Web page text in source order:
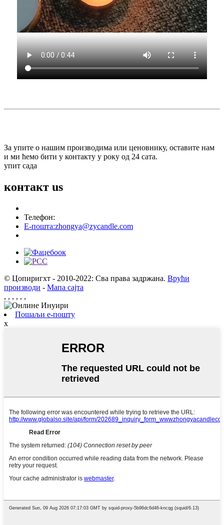
За упите о нашим производима или ценовнику, оставите нам
и ми ћемо бити у контакту у року од 24 сата.
упит сада
контакт us
Телефон:
Е-пошта:zhongya@zycandle.com
© Цопиригхт - 2010-2022: Сва права задржана. Врући
производи - Мапа сајта
, , , , , ,
Пошаљи е-пошту
x